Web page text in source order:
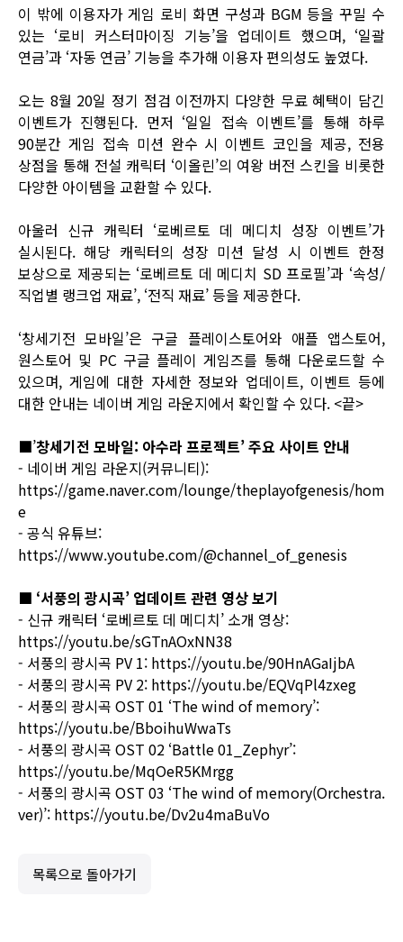
이 밖에 이용자가 게임 로비 화면 구성과 BGM 등을 꾸밀 수
있는 ‘로비 커스터마이징 기능’을 업데이트 했으며, ‘일괄
연금’과 ‘자동 연금’ 기능을 추가해 이용자 편의성도 높였다.
오는 8월 20일 정기 점검 이전까지 다양한 무료 혜택이 담긴
이벤트가 진행된다. 먼저 ‘일일 접속 이벤트’를 통해 하루
90분간 게임 접속 미션 완수 시 이벤트 코인을 제공, 전용
상점을 통해 전설 캐릭터 ‘이올린’의 여왕 버전 스킨을 비롯한
다양한 아이템을 교환할 수 있다.
아울러 신규 캐릭터 ‘로베르토 데 메디치 성장 이벤트’가
실시된다. 해당 캐릭터의 성장 미션 달성 시 이벤트 한정
보상으로 제공되는 ‘로베르토 데 메디치 SD 프로필’과 ‘속성/
직업별 랭크업 재료’, ‘전직 재료’ 등을 제공한다.
‘창세기전 모바일’은 구글 플레이스토어와 애플 앱스토어,
원스토어 및 PC 구글 플레이 게임즈를 통해 다운로드할 수
있으며, 게임에 대한 자세한 정보와 업데이트, 이벤트 등에
대한 안내는 네이버 게임 라운지에서 확인할 수 있다. <끝>
■’창세기전 모바일: 아수라 프로젝트’ 주요 사이트 안내
- 네이버 게임 라운지(커뮤니티):
https://game.naver.com/lounge/theplayofgenesis/hom
e
- 공식 유튜브:
https://www.youtube.com/@channel_of_genesis
■ ‘서풍의 광시곡’ 업데이트 관련 영상 보기
- 신규 캐릭터 ‘로베르토 데 메디치’ 소개 영상:
https://youtu.be/sGTnAOxNN38
- 서풍의 광시곡 PV 1: https://youtu.be/90HnAGaIjbA
- 서풍의 광시곡 PV 2: https://youtu.be/EQVqPl4zxeg
- 서풍의 광시곡 OST 01 ‘The wind of memory’:
https://youtu.be/BboihuWwaTs
- 서풍의 광시곡 OST 02 ‘Battle 01_Zephyr’:
https://youtu.be/MqOeR5KMrgg
- 서풍의 광시곡 OST 03 ‘The wind of memory(Orchestra.
ver)’: https://youtu.be/Dv2u4maBuVo
목록으로 돌아가기